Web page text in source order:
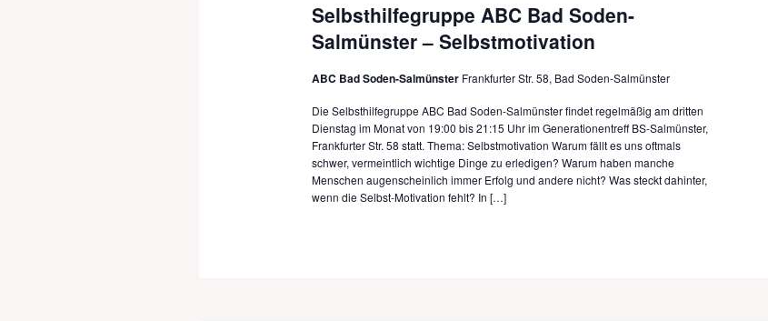
Selbsthilfegruppe ABC Bad Soden-
Salmünster – Selbstmotivation
ABC Bad Soden-Salmünster Frankfurter Str. 58, Bad Soden-Salmünster
Die Selbsthilfegruppe ABC Bad Soden-Salmünster findet regelmäßig am dritten
Dienstag im Monat von 19:00 bis 21:15 Uhr im Generationentreff BS-Salmünster,
Frankfurter Str. 58 statt. Thema: Selbstmotivation Warum fällt es uns oftmals
schwer, vermeintlich wichtige Dinge zu erledigen? Warum haben manche
Menschen augenscheinlich immer Erfolg und andere nicht? Was steckt dahinter,
wenn die Selbst-Motivation fehlt? In […]